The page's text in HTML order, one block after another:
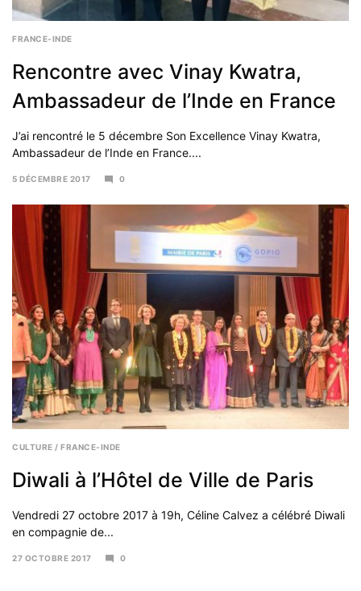
FRANCE-INDE
Rencontre avec Vinay Kwatra,
Ambassadeur de l’Inde en France
J’ai rencontré le 5 décembre Son Excellence Vinay Kwatra,
Ambassadeur de l’Inde en France....
5 DÉCEMBRE 2017
0
CULTURE / FRANCE-INDE
Diwali à l’Hôtel de Ville de Paris
Vendredi 27 octobre 2017 à 19h, Céline Calvez a célébré Diwali
en compagnie de...
27 OCTOBRE 2017
0